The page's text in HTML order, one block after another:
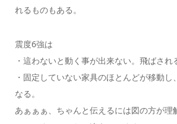
れるものもある。
震度6強は
・這わないと動く事が出来ない。飛ばされ
・固定していない家具のほとんどが移動し
なる。
あぁぁぁ、ちゃんと伝えるには図の方が理